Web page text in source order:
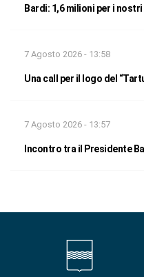
Bardi: 1,6 milioni per i
7 Agosto 2026 - 13:58
Una call per il logo del
7 Agosto 2026 - 13:57
Incontro tra il Presidente